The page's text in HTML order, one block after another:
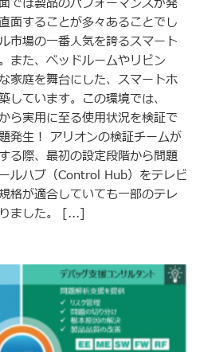
面することが多々あることでし
市場の一番人気を誇るスマート
また、ベッドルームやリビン
家庭を舞台にした、スマートホ
しています。この環境では、
ら実用に至る使用状況を検証で
生！ アリオンの検証チームが
る際、最初の設定段階から問題
ルハブ（Control Hub）をテレビ
格が適合していても一部のテレ
ました。 [...]